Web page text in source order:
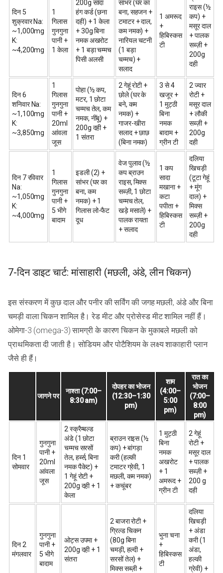
दिन 5
शुक्रवार Na:
~1,000mg
K:
~4,200mg
1
गिलास
गुनगुना
पानी +
1 केला
200g सादा
हंग कर्ड (छना
दही) + 1 केला
+ 30g बिना
नमक अखरोट
+ 1 बड़ा चम्मच
पिसी अलसी
सांभर (घर का
बना, सहजन +
टमाटर + दाल,
कम नमक) +
नारियल चटनी
(1 बड़ा
चम्मच) +
सलाद
1 अमरूद
+
हिबिस्कस
टी
राइस (½
कप) +
मसूर दाल
+ पालक
सब्ज़ी +
200g
दही
दिन 6
शनिवार Na:
~1,100mg
K:
~3,850mg
1
गिलास
गुनगुना
पानी +
20ml
आंवला
जूस
पोहा (½ कप,
मटर, 1 छोटा
चम्मच तेल, कम
नमक, नींबू) +
200g दही +
1 संतरा
2 गेहूं रोटी +
छोले (घर के
बने, कम
नमक) +
गाजर-खीरा
सलाद + छाछ
(बिना नमक)
3 से 4
खजूर +
1 मुट्ठी
बिना
नमक
बादाम +
ग्रीन टी
2 ज्वार
रोटी +
मसूर दाल
+ लौकी
सब्ज़ी +
200g
दही
दिन 7 रविवार
Na:
~1,050mg
K:
~4,000mg
1
गिलास
गुनगुना
पानी +
5 भीगे
बादाम
इडली (2) +
सांभर (घर का
बना, कम
नमक) + 1
गिलास लो-फैट
दूध
वेज पुलाव (½
कप ब्राउन
राइस, मिक्स
सब्ज़ी, 1 छोटा
चम्मच तेल,
खड़े मसाले) +
पालक रायता
+ सलाद
1 कप
सादा
मखाना +
कटा
पपीता +
हिबिस्कस
टी
दलिया
खिचड़ी
(टूटा गेहूं
+ मूंग
दाल) +
मिक्स
सब्ज़ी +
200g
दही
7-दिन डाइट चार्ट: मांसाहारी (मछली, अंडे, लीन चिकन)
इस संस्करण में कुछ दाल और पनीर की सर्विंग की जगह मछली, अंडे और बिना
चमड़ी वाला चिकन शामिल है। रेड मीट और प्रोसेस्ड मीट शामिल नहीं हैं।
ओमेगा-3 (omega-3) सामग्री के कारण चिकन के मुकाबले मछली को
प्राथमिकता दी जाती है। सोडियम और पोटैशियम के लक्ष्य शाकाहारी प्लान
जैसे ही हैं।
जागने पर
नाश्ता (7:00–
8:30 am)
दोपहर का भोजन
(12:30–1:30
pm)
शाम
(4:00–
5:00
pm)
रात का
भोजन
(7:00–
8:00
pm)
दिन 1
सोमवार
गुनगुना
पानी +
20ml
आंवला
जूस
2 स्क्रैम्बल्ड
अंडे (1 छोटा
चम्मच सरसों
तेल, हर्ब्स, बिना
नमक पैकेट) +
1 गेहूं रोटी +
200g दही + 1
केला
ब्राउन राइस (½
कप) + बांगड़ा
करी (हल्की
टमाटर ग्रेवी, 1
मछली, कम नमक)
+ कचूंबर
1 मुट्ठी
बिना
नमक
अखरोट
+ 1
अमरूद +
ग्रीन टी
2 गेहूं
रोटी +
मसूर दाल
+ पालक
सब्ज़ी +
200 g
दही
दिन 2
मंगलवार
गुनगुना
पानी +
5 भीगे
बादाम
ओट्स उपमा +
200g दही + 1
संतरा
2 बाजरा रोटी +
ग्रिल्ड चिकन
(80g बिना
चमड़ी, हल्दी +
सरसों तेल) +
मिक्स सब्ज़ी +
भुना चना
+
हिबिस्कस
टी
दलिया
खिचड़ी
+ अंडा
करी (1
अंडा,
हल्की
ग्रेवी) +